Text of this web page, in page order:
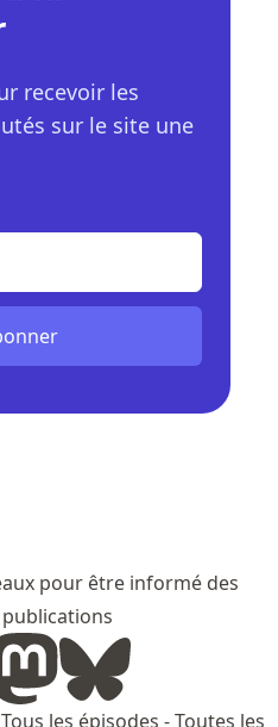
recevoir les
sur le site une
pour être informé des
Tous les épisodes -Toutes les